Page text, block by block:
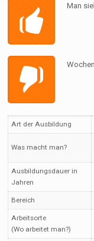
Man
Art der Ausbildung
Was macht man?
Ausbildungsdauer in
Jahren
Bereich
Arbeitsorte
(Wo arbeitet man?)